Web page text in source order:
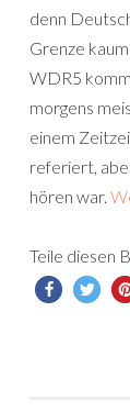
denn
Grenze
WDR5
morgens
einem
referiert,
hören war.
Teile diesen